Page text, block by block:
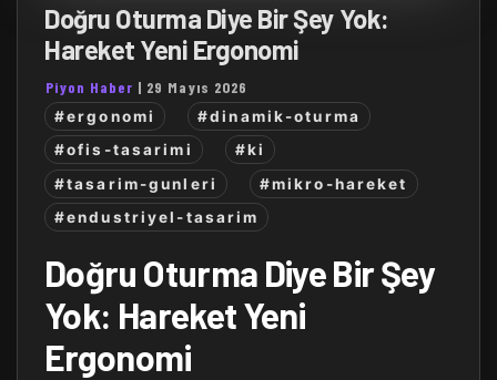
Doğru Oturma Diye Bir Şey Yok:
Hareket Yeni Ergonomi
Piyon Haber | 29 Mayıs 2026
#ergonomi
#dinamik-oturma
#ofis-tasarimi
#ki
#tasarim-gunleri
#mikro-hareket
#endustriyel-tasarim
Doğru Oturma Diye Bir Şey
Yok: Hareket Yeni
Ergonomi